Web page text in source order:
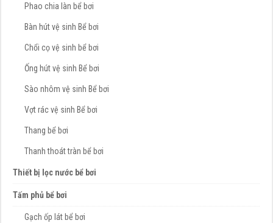
Phao chia làn bể bơi
Bàn hút vệ sinh Bể bơi
Chổi cọ vệ sinh bể bơi
Ống hút vệ sinh Bể bơi
Sào nhôm vệ sinh Bể bơi
Vợt rác vệ sinh Bể bơi
Thang bể bơi
Thanh thoát tràn bể bơi
Thiết bị lọc nước bể bơi
Tấm phủ bể bơi
Gạch ốp lát bể bơi